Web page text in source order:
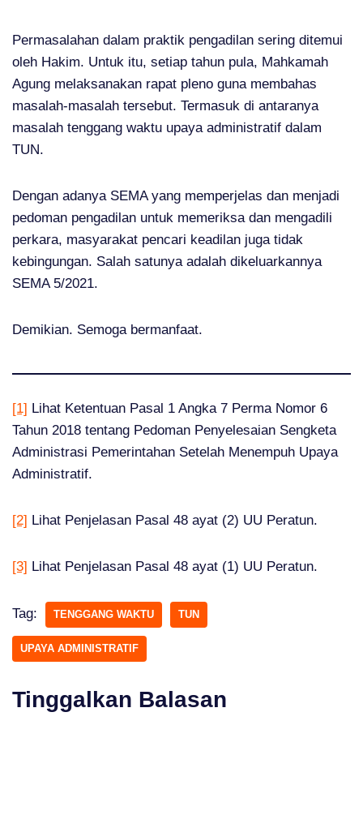
Permasalahan dalam praktik pengadilan sering ditemui
oleh Hakim. Untuk itu, setiap tahun pula, Mahkamah
Agung melaksanakan rapat pleno guna membahas
masalah-masalah tersebut. Termasuk di antaranya
masalah tenggang waktu upaya administratif dalam
TUN.
Dengan adanya SEMA yang memperjelas dan menjadi
pedoman pengadilan untuk memeriksa dan mengadili
perkara, masyarakat pencari keadilan juga tidak
kebingungan. Salah satunya adalah dikeluarkannya
SEMA 5/2021.
Demikian. Semoga bermanfaat.
[1] Lihat Ketentuan Pasal 1 Angka 7 Perma Nomor 6
Tahun 2018 tentang Pedoman Penyelesaian Sengketa
Administrasi Pemerintahan Setelah Menempuh Upaya
Administratif.
[2] Lihat Penjelasan Pasal 48 ayat (2) UU Peratun.
[3] Lihat Penjelasan Pasal 48 ayat (1) UU Peratun.
Tag: TENGGANG WAKTU TUN
UPAYA ADMINISTRATIF
Tinggalkan Balasan